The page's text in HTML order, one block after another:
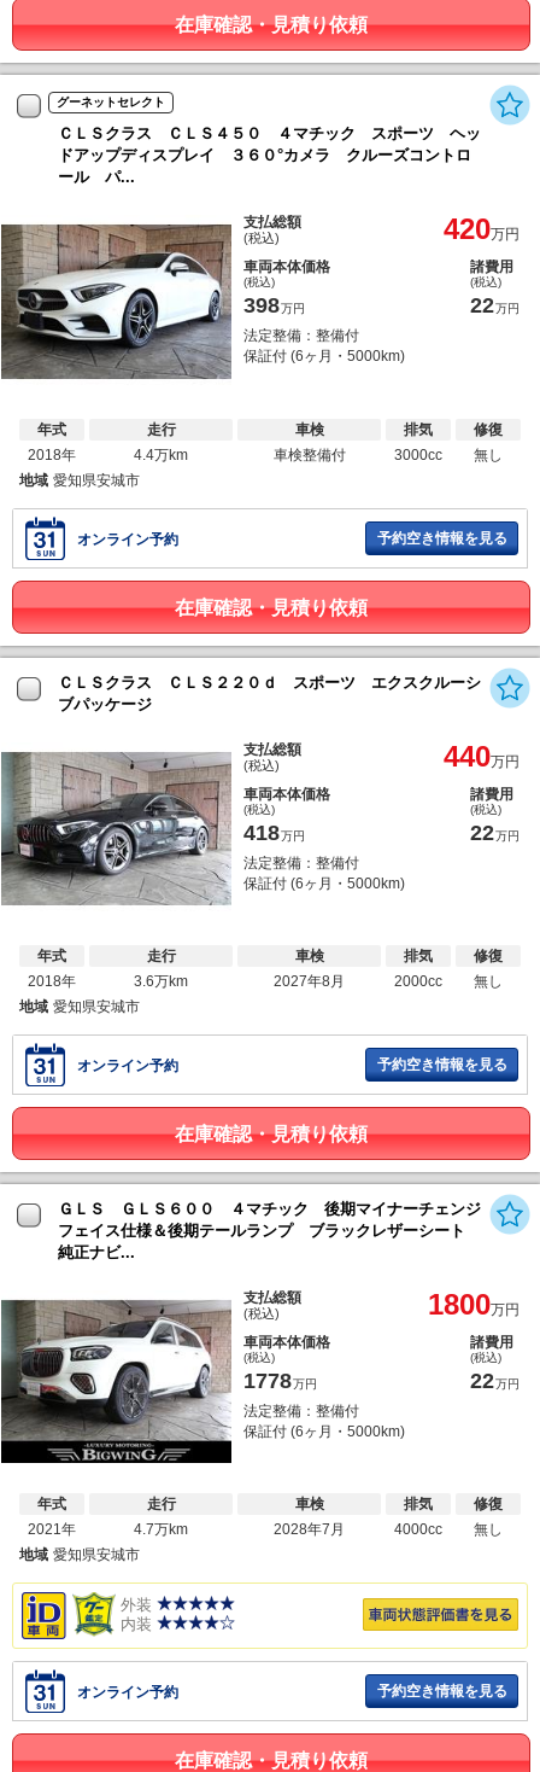
在庫確認・見積り依頼
グーネットセレクト
ＣＬＳクラス ＣＬＳ４５０ ４マチック スポーツ ヘッ
ドアップディスプレイ ３６０°カメラ クルーズコントロ
ール パ...
支払総額
(税込) 420万円
車両本体価格
(税込)
398万円
諸費用
(税込)
22万円
法定整備：整備付
保証付 (6ヶ月・5000km)
年式
2018年
走行
4.4万km
車検
車検整備付
排気
3000cc
修復
無し
地域 愛知県安城市
オンライン予約 予約空き情報を見る
在庫確認・見積り依頼
ＣＬＳクラス ＣＬＳ２２０ｄ スポーツ エクスクルーシ
ブパッケージ
支払総額
(税込) 440万円
車両本体価格
(税込)
418万円
諸費用
(税込)
22万円
法定整備：整備付
保証付 (6ヶ月・5000km)
年式
2018年
走行
3.6万km
車検
2027年8月
排気
2000cc
修復
無し
地域 愛知県安城市
オンライン予約 予約空き情報を見る
在庫確認・見積り依頼
ＧＬＳ ＧＬＳ６００ ４マチック 後期マイナーチェンジ
フェイス仕様＆後期テールランプ ブラックレザーシート
純正ナビ...
支払総額
(税込) 1800万円
車両本体価格
(税込)
1778万円
諸費用
(税込)
22万円
法定整備：整備付
保証付 (6ヶ月・5000km)
年式
2021年
走行
4.7万km
車検
2028年7月
排気
4000cc
修復
無し
地域 愛知県安城市
外装
内装
オンライン予約 予約空き情報を見る
在庫確認・見積り依頼